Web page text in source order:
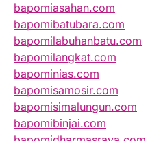
bapomiasahan.com
bapomibatubara.com
bapomilabuhanbatu.com
bapomilangkat.com
bapominias.com
bapomisamosir.com
bapomisimalungun.com
bapomibinjai.com